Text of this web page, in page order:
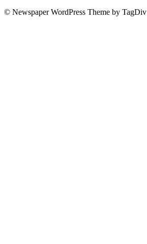
© Newspaper WordPress Theme by TagDiv